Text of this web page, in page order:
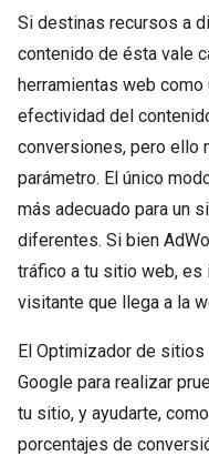
Si destinas recursos a
contenido de ésta vale
herramientas web como
efectividad del
conversiones, pero ello
parámetro. El único
más adecuado para un
diferentes. Si bien
tráfico a tu sitio web,
visitante que llega a la
El Optimizador de
Google para realizar
tu sitio, y ayudarte,
porcentajes de